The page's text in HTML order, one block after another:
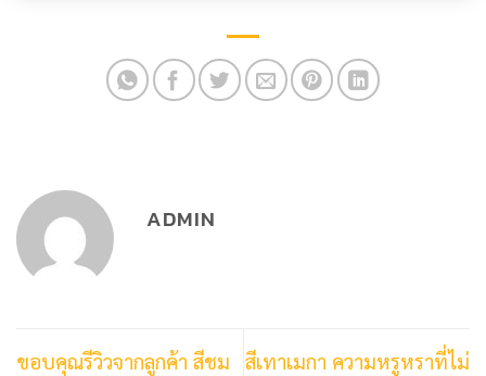
ADMIN
ขอบคุณรีวิวจากลูกค้า สีชม สีเทาเมกา ความหรูหราที่ไม่